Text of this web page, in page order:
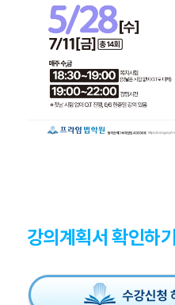
강의계획서 확인하